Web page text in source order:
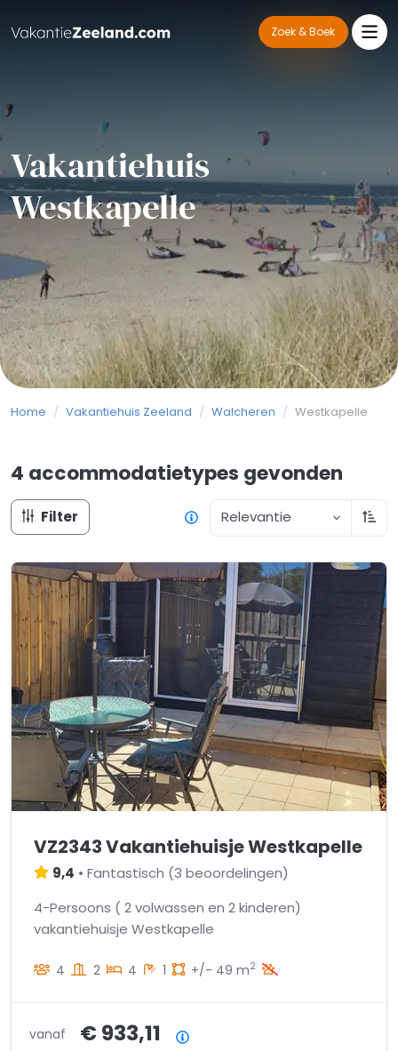
Zoek & Boek
Vakantiehuis
Westkapelle
Home / Vakantiehuis Zeeland / Walcheren / Westkapelle
4 accommodatietypes gevonden
Filter Relevantie
VZ2343 Vakantiehuisje Westkapelle
9,4 • Fantastisch (3 beoordelingen)
4-Persoons ( 2 volwassen en 2 kinderen)
vakantiehuisje Westkapelle
4 2 4 1 +/- 49 m2
vanaf € 933,11